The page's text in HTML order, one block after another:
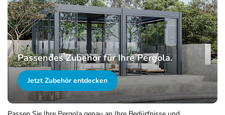
Passendes Zubehör für Ihre Pergola.
Jetzt Zubehör entdecken